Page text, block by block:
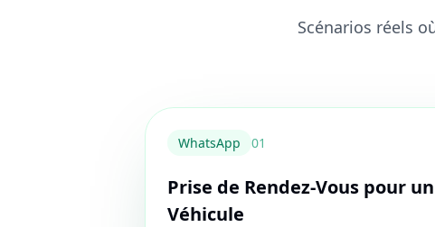
Scénarios réels
WhatsApp 01
Prise de Rendez-Vous pour
Véhicule